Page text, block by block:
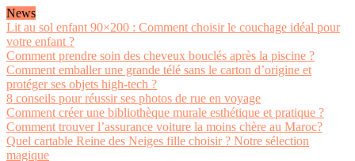
News
Lit au sol enfant 90×200 : Comment choisir le couchage idéal pour
votre enfant ?
Comment prendre soin des cheveux bouclés après la piscine ?
Comment emballer une grande télé sans le carton d’origine et
protéger ses objets high-tech ?
8 conseils pour réussir ses photos de rue en voyage
Comment créer une bibliothèque murale esthétique et pratique ?
Comment trouver l’assurance voiture la moins chère au Maroc?
Quel cartable Reine des Neiges fille choisir ? Notre sélection
magique